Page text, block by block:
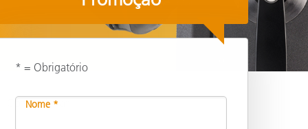
Compartilhar
* = Obrigatório
Nome *